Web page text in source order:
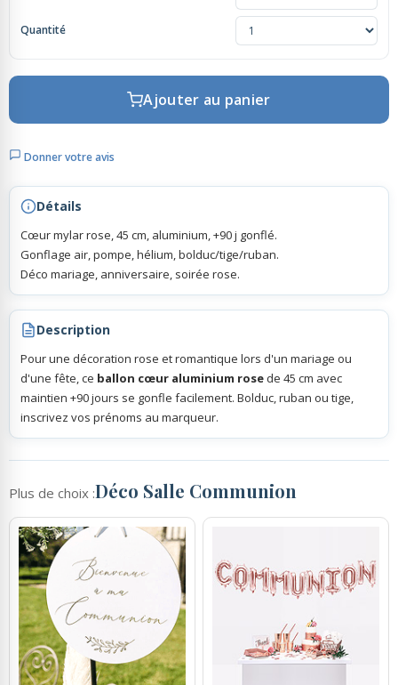
Scrapbooking, Loisirs Créatifs
Quantité
Ajouter au panier
Donner votre avis
Détails
Cœur mylar rose, 45 cm, aluminium, +90 j gonflé.
Gonflage air, pompe, hélium, bolduc/tige/ruban.
Déco mariage, anniversaire, soirée rose.
Description
Pour une décoration rose et romantique lors d'un mariage ou
d'une fête, ce ballon cœur aluminium rose de 45 cm avec
maintien +90 jours se gonfle facilement. Bolduc, ruban ou tige,
inscrivez vos prénoms au marqueur.
Plus de choix :Déco Salle Communion